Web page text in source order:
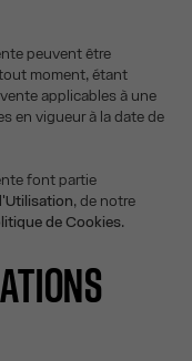
peuvent être
moment, étant
applicables à une
en vigueur à la date de
font partie
, de notre
de Cookies.